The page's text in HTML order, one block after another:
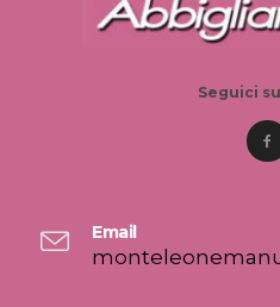
Seguici
Email